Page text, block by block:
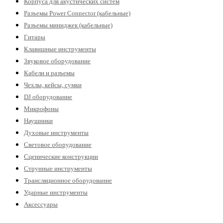
Разъемы Power Connector (кабельные)
Разъемы миниджек (кабельные)
Гитары
Клавишные инструменты
Звуковое оборудование
Кабели и разъемы
Чехлы, кейсы, сумки
DJ оборудование
Микрофоны
Наушники
Духовые инструменты
Световое оборудование
Сценические конструкции
Струнные инструменты
Трансляционное оборудование
Ударные инструменты
Аксессуары